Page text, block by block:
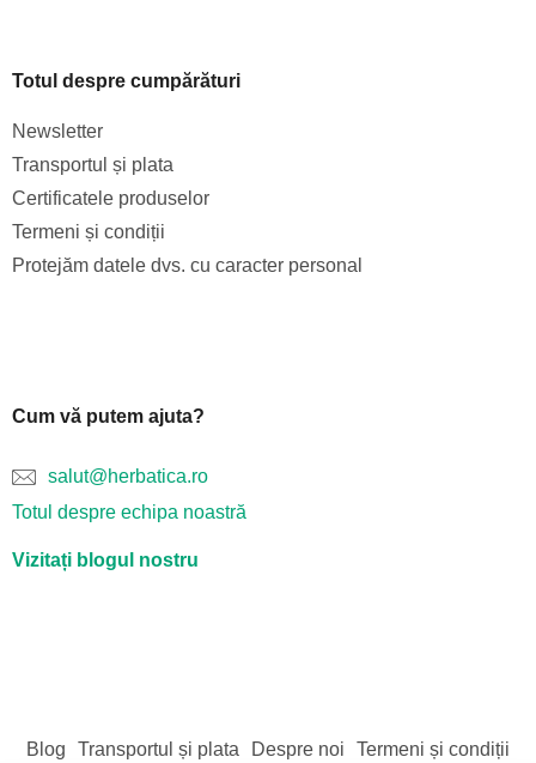
Totul despre cumpărături
Newsletter
Transportul și plata
Certificatele produselor
Termeni și condiții
Protejăm datele dvs. cu caracter personal
Cum vă putem ajuta?
salut@herbatica.ro
Totul despre echipa noastră
Vizitați blogul nostru
Blog Transportul și plata Despre noi Termeni și condiții